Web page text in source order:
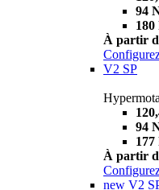
94
180
À partir
V2 SP
94
177
À partir
new V2